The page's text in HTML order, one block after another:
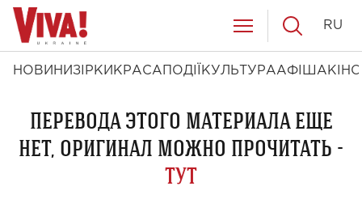
НОВИНИ ЗІРКИ КРАСА ПОДІЇ КУЛЬТУРААФІША КІНО
RU
ПЕРЕВОДА ЭТОГО МАТЕРИАЛА ЕЩЕ
НЕТ, ОРИГИНАЛ МОЖНО ПРОЧИТАТЬ -
ТУТ